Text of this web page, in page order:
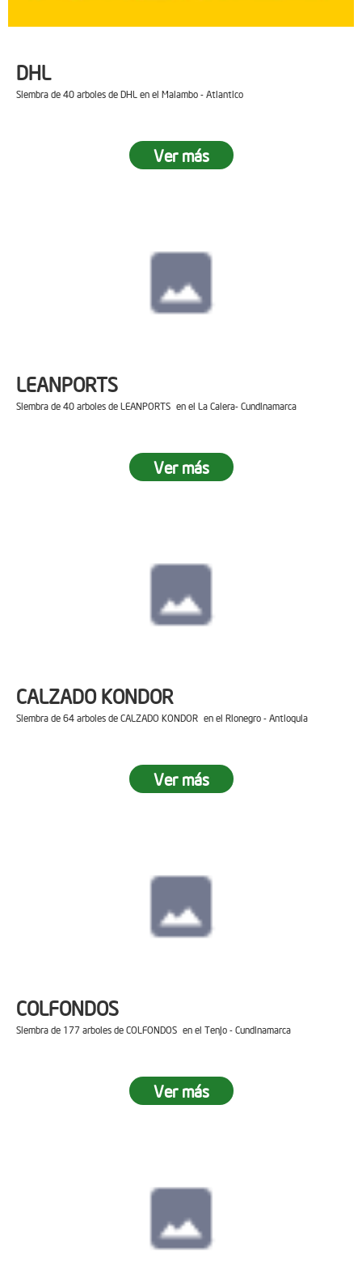
DHL
Siembra de 40 arboles de DHL en el Malambo - Atlantico
Ver más
LEANPORTS
Siembra de 40 arboles de LEANPORTS en el La Calera- Cundinamarca
Ver más
CALZADO KONDOR
Siembra de 64 arboles de CALZADO KONDOR en el Rionegro - Antioquia
Ver más
COLFONDOS
Siembra de 177 arboles de COLFONDOS en el Tenjo - Cundinamarca
Ver más